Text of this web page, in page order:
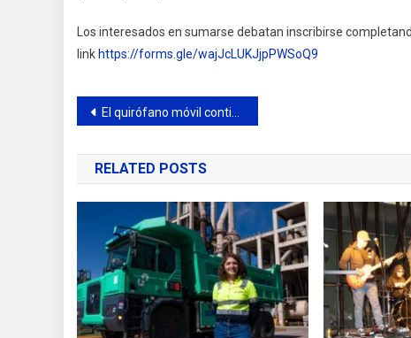
Los interesados en sumarse debatan inscribirse
link https://forms.gle/wajJcLUKJjpPWSoQ9
Navegación
de
entradas
El quirófano móvil continúa visitando los barrios de la ciudad
RELATED POSTS